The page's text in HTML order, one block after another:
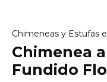
Chimeneas y Estufas
Chimenea
Fundido